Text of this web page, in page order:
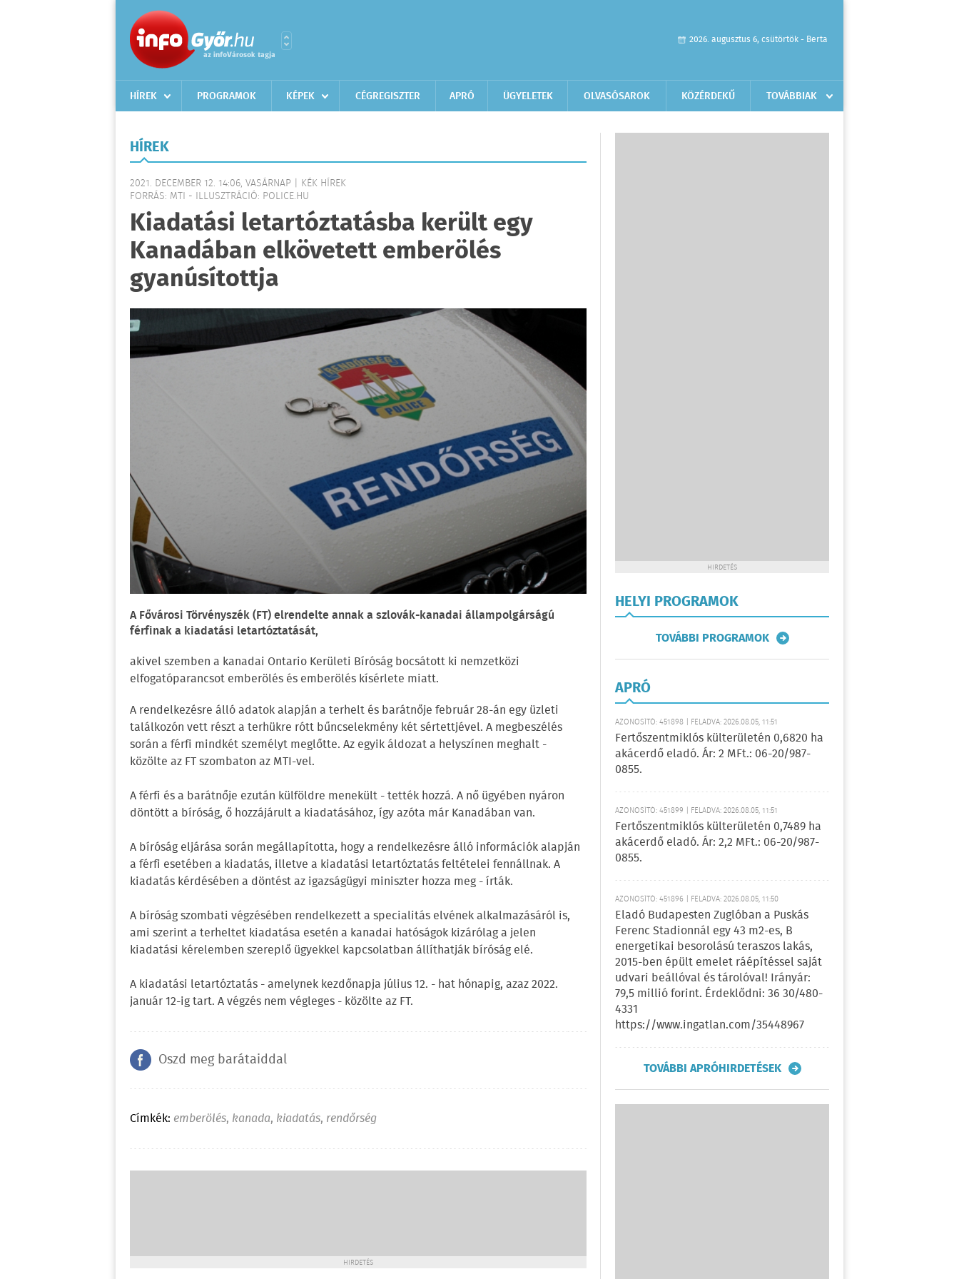
2026. augusztus 6, csütörtök - Berta
HÍREK PROGRAMOK KÉPEK CÉGREGISZTER APRÓ ÜGYELETEK OLVASÓSAROK KÖZÉRDEKŰ TOVÁBBIAK
HÍREK
2021. DECEMBER 12. 14:06, VASÁRNAP | KÉK HÍREK
FORRÁS: MTI - ILLUSZTRÁCIÓ: POLICE.HU
Kiadatási letartóztatásba került egy
Kanadában elkövetett emberölés
gyanúsítottja
A Fővárosi Törvényszék (FT) elrendelte annak a szlovák-kanadai állampolgárságú
férfinak a kiadatási letartóztatását,
akivel szemben a kanadai Ontario Kerületi Bíróság bocsátott ki nemzetközi
elfogatóparancsot emberölés és emberölés kísérlete miatt.
A rendelkezésre álló adatok alapján a terhelt és barátnője február 28-án egy üzleti
találkozón vett részt a terhükre rótt bűncselekmény két sértettjével. A megbeszélés
során a férfi mindkét személyt meglőtte. Az egyik áldozat a helyszínen meghalt -
közölte az FT szombaton az MTI-vel.
A férfi és a barátnője ezután külföldre menekült - tették hozzá. A nő ügyében nyáron
döntött a bíróság, ő hozzájárult a kiadatásához, így azóta már Kanadában van.
A bíróság eljárása során megállapította, hogy a rendelkezésre álló információk alapján
a férfi esetében a kiadatás, illetve a kiadatási letartóztatás feltételei fennállnak. A
kiadatás kérdésében a döntést az igazságügyi miniszter hozza meg - írták.
A bíróság szombati végzésében rendelkezett a specialitás elvének alkalmazásáról is,
ami szerint a terheltet kiadatása esetén a kanadai hatóságok kizárólag a jelen
kiadatási kérelemben szereplő ügyekkel kapcsolatban állíthatják bíróság elé.
A kiadatási letartóztatás - amelynek kezdőnapja július 12. - hat hónapig, azaz 2022.
január 12-ig tart. A végzés nem végleges - közölte az FT.
Oszd meg barátaiddal
Címkék: emberölés, kanada, kiadatás, rendőrség
HIRDETÉS
HIRDETÉS
HELYI PROGRAMOK
TOVÁBBI PROGRAMOK
APRÓ
AZONOSÍTÓ: 451898 | FELADVA: 2026.08.05, 11:51
Fertőszentmiklós külterületén 0,6820 ha
akácerdő eladó. Ár: 2 MFt.: 06-20/987-
0855.
AZONOSÍTÓ: 451899 | FELADVA: 2026.08.05, 11:51
Fertőszentmiklós külterületén 0,7489 ha
akácerdő eladó. Ár: 2,2 MFt.: 06-20/987-
0855.
AZONOSÍTÓ: 451896 | FELADVA: 2026.08.05, 11:50
Eladó Budapesten Zuglóban a Puskás
Ferenc Stadionnál egy 43 m2-es, B
energetikai besorolású teraszos lakás,
2015-ben épült emelet ráépítéssel saját
udvari beállóval és tárolóval! Irányár:
79,5 millió forint. Érdeklődni: 36 30/480-
4331
https://www.ingatlan.com/35448967
TOVÁBBI APRÓHIRDETÉSEK